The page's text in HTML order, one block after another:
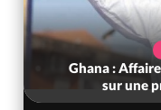
Ghana :
sur une